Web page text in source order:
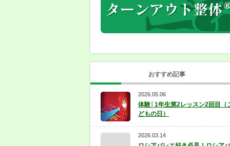
おすすめ記事
2026.05.06
体験│1年生第2レッスン2回目（
どもの日）
2026.03.14